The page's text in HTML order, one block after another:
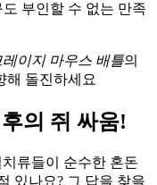
부인할 수 없는 만족
레이지 마우스 배틀의
해 돌진하세요
의 쥐 싸움!
치류들이 순수한 혼돈
있나요? 그 답을 찾을